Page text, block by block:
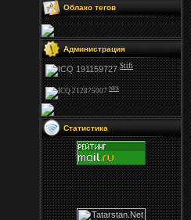
Облако тегов
Администрация
Stifi
NFS
Статистика